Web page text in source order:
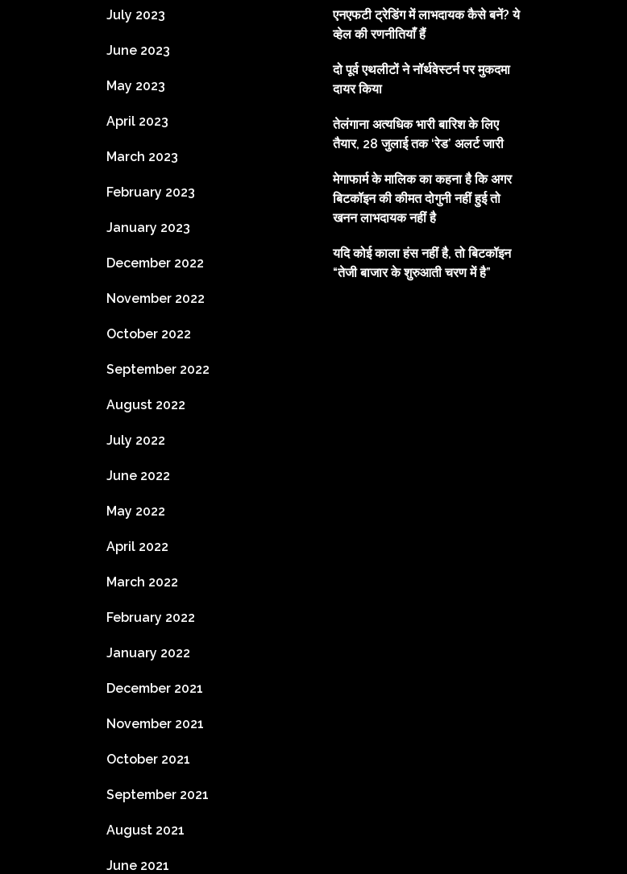
July 2023
June 2023
May 2023
April 2023
March 2023
February 2023
January 2023
December 2022
November 2022
October 2022
September 2022
August 2022
July 2022
June 2022
May 2022
April 2022
March 2022
February 2022
January 2022
December 2021
November 2021
October 2021
September 2021
August 2021
June 2021
एनएफटी ट्रेडिंग में लाभदायक कैसे बनें? ये
व्हेल की रणनीतियाँ हैं
दो पूर्व एथलीटों ने नॉर्थवेस्टर्न पर मुकदमा
दायर किया
तेलंगाना अत्यधिक भारी बारिश के लिए
तैयार, 28 जुलाई तक ‘रेड’ अलर्ट जारी
मेगाफार्म के मालिक का कहना है कि अगर
बिटकॉइन की कीमत दोगुनी नहीं हुई तो
खनन लाभदायक नहीं है
यदि कोई काला हंस नहीं है, तो बिटकॉइन
“तेजी बाजार के शुरुआती चरण में है”